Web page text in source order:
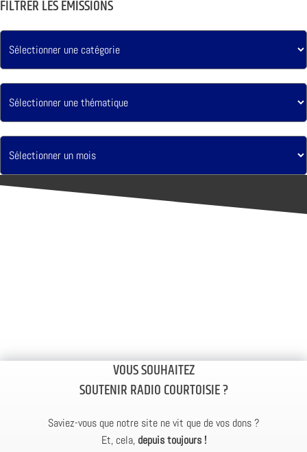
FILTRER LES ÉMISSIONS
VOUS SOUHAITEZ
SOUTENIR RADIO COURTOISIE ?
Saviez-vous que notre site ne vit que de vos dons ?
Et, cela, depuis toujours !